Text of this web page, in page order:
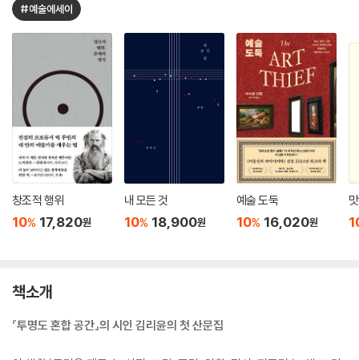
#예술에세이
창조적 행위
10% 17,820원
내 모든 것
10% 18,900원
예술 도둑
10% 16,020원
책소개
『투명도 혼합 공간』의 시인 김리윤의 첫 산문집